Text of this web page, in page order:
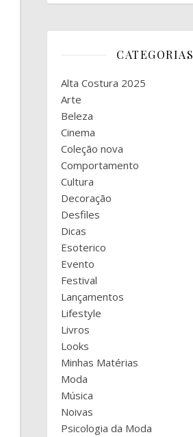
CATEGORIAS
Alta Costura 2025
Arte
Beleza
Cinema
Coleção nova
Comportamento
Cultura
Decoração
Desfiles
Dicas
Esoterico
Evento
Festival
Lançamentos
Lifestyle
Livros
Looks
Minhas Matérias
Moda
Música
Noivas
Psicologia da Moda